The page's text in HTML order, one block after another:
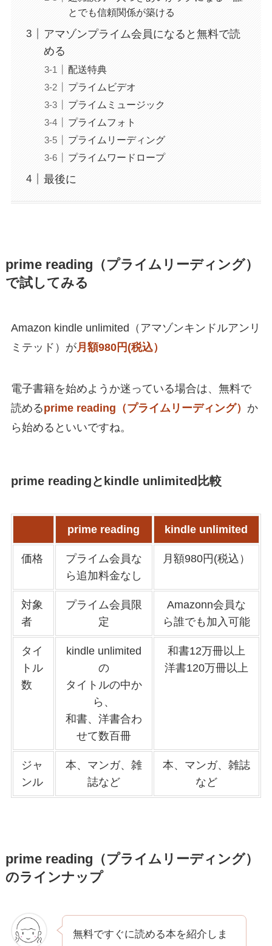
とでも信頼関係が築ける
アマゾンプライム会員になると無料で読
める
配送特典
プライムビデオ
プライムミュージック
プライムフォト
プライムリーディング
プライムワードロープ
最後に
prime reading （プライムリーディング）
で試してみる
Amazon kindle unlimited（アマゾンキンドルアンリ
ミテッド）が月額980円 (税込）
電子書籍を始めようか迷っている場合は、無料で
読めるprime reading（プライムリーディング） か
ら始めるといいですね。
prime readingと kindle unlimited 比較
prime reading kindle unlimited
価格
プライム会員な
ら追加料金なし
月額980円(税込）
対象
者
プライム会員限
定
Amazonn会員な
ら誰でも加入可能
タイ
トル
数
kindle unlimited
の
タイトルの中か
ら、
和書、洋書合わ
せて数百冊
和書12万冊以上
洋書120万冊以上
ジャ
ンル
本、マンガ、雑
誌など
本、マンガ、雑誌
など
prime reading （プライムリーディング）
のラインナップ
無料ですぐに読める本を紹介しま